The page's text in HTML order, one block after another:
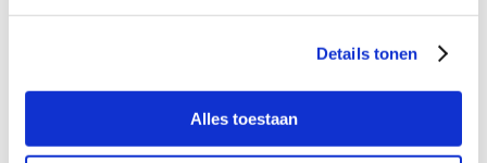
Details tonen
Alles toestaan
Hoe werkt Buurtgezinnen?